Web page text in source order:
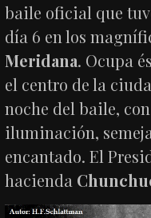
baile oficial que
día 6 en los
Meridana. Ocupa
el centro de la
noche del baile,
iluminación,
encantado. El
hacienda